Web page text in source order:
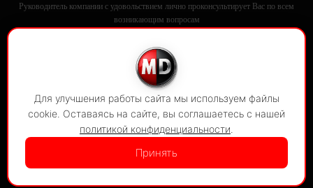
Руководитель компании с удовольствием лично проконсультирует Вас по всем
возникающим вопросам
© 2020-2026
Motul Drive
все права защищены
Для улучшения работы сайта мы используем файлы
cookie. Оставаясь на сайте, вы соглашаетесь с нашей
политикой конфиденциальности
Принять